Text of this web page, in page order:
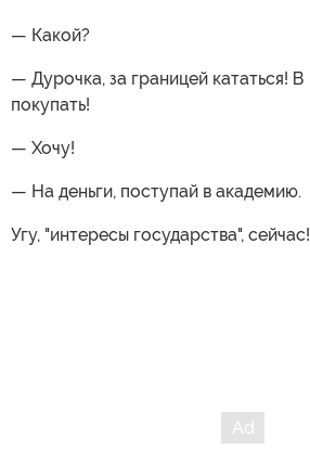
— Какой?
— Дурочка, за границей кататься!
покупать!
— Хочу!
— На деньги, поступай в академию.
Угу, "интересы государства", сейчас!